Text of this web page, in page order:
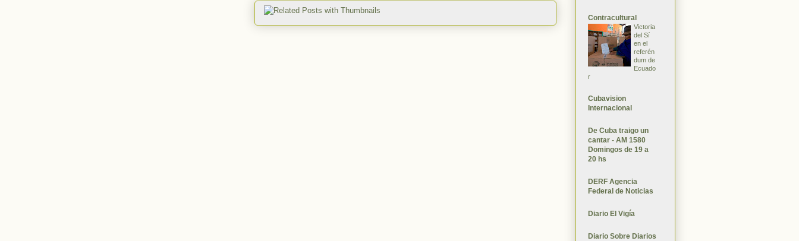
Contracultural
Victoria
del Sí
en el
referén
dum de
Ecuado
r
Cubavision
Internacional
De Cuba traigo un
cantar - AM 1580
Domingos de 19 a
20 hs
DERF Agencia
Federal de Noticias
Diario El Vigía
Diario Sobre Diarios